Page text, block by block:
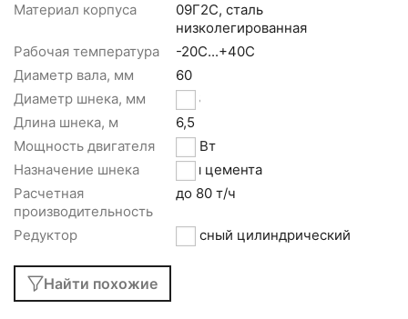
Материал корпуса
09Г2С, сталь
низколегированная
Рабочая температура
-20С...+40С
Диаметр вала, мм
60
Диаметр шнека, мм
273
Длина шнека, м
6,5
Мощность двигателя
11 кВт
Назначение шнека
Для цемента
Расчетная
производительность
до 80 т/ч
Редуктор соосный цилиндрический
Найти похожие